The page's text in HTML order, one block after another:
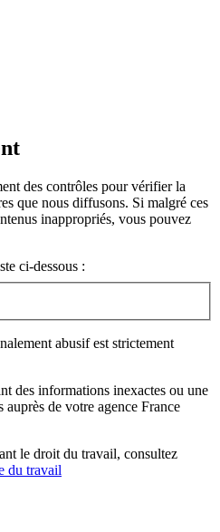
des contrôles pour vérifier la
que nous diffusons. Si malgré ces
inappropriés, vous pouvez
ci-dessous :
abusif est strictement
des informations inexactes ou une
auprès de votre agence France
le droit du travail, consultez
du travail